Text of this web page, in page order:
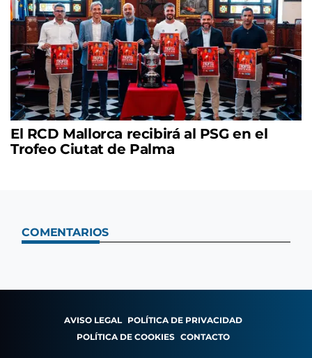
El RCD Mallorca recibirá al PSG en el
Trofeo Ciutat de Palma
COMENTARIOS
AVISO LEGAL POLÍTICA DE PRIVACIDAD
POLÍTICA DE COOKIES CONTACTO